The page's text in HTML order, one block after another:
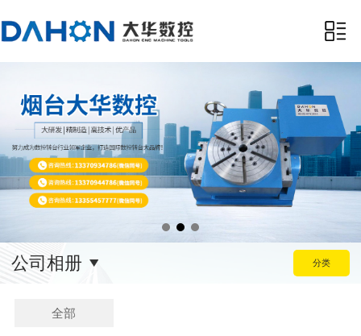
公司相册 分类
全部